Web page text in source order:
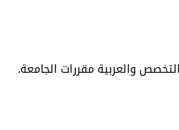
والعربية مقررات الجامعة.